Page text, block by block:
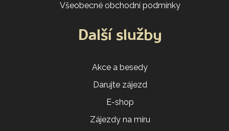
Všeobecné obchodní podmínky
Další služby
Akce a besedy
Darujte zájezd
E-shop
Zájezdy na míru